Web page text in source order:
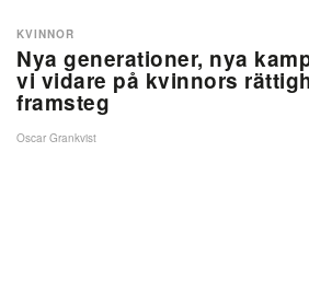
Nya generationer, nya
vi vidare på kvinnors
framsteg
KVINNOR
Oscar Grankvist